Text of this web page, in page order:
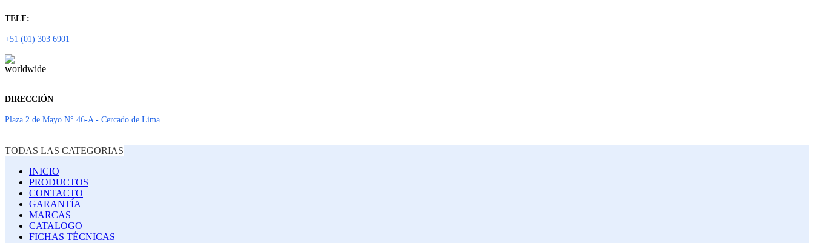
TELF:
+51 (01) 303 6901
DIRECCIÓN
Plaza 2 de Mayo N° 46-A - Cercado de Lima
TODAS LAS CATEGORIAS
INICIO
PRODUCTOS
CONTACTO
GARANTÍA
MARCAS
CATALOGO
FICHAS TÉCNICAS